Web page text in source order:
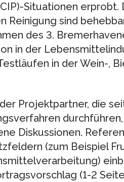
Situationen
Reinigung sind
des 3.
in der
in der Wein-,
Projektpartner, die
Diskussionen.
(zum Beispiel
(1-2